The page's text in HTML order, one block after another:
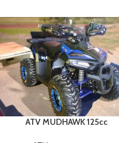
ATV MUDHAWK 125cc